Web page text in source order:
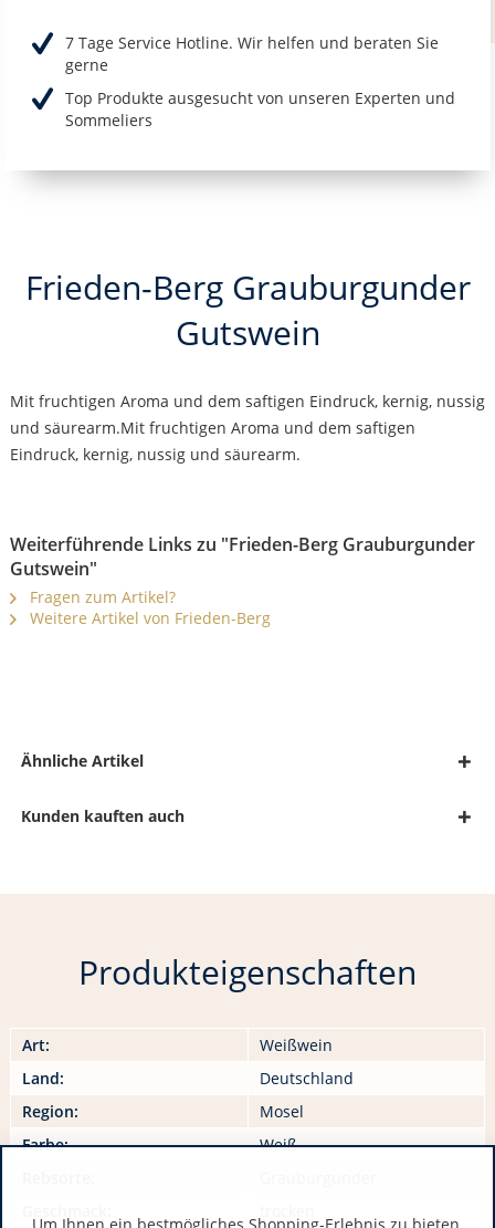
7 Tage Service Hotline. Wir helfen und beraten Sie
gerne
Top Produkte ausgesucht von unseren Experten und
Sommeliers
Frieden-Berg Grauburgunder
Gutswein
Mit fruchtigen Aroma und dem saftigen Eindruck, kernig, nussig
und säurearm.Mit fruchtigen Aroma und dem saftigen
Eindruck, kernig, nussig und säurearm.
Weiterführende Links zu "Frieden-Berg Grauburgunder
Gutswein"
Fragen zum Artikel?
Weitere Artikel von Frieden-Berg
Ähnliche Artikel
Kunden kauften auch
Produkteigenschaften
Art:
Weißwein
Land:
Deutschland
Region:
Mosel
Farbe:
Weiß
Um Ihnen ein bestmögliches Shopping-Erlebnis zu bieten,